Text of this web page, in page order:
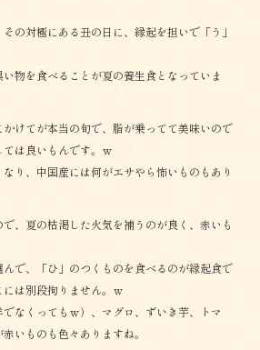
の対極にある丑の日に、縁起を担いで「う」
物を食べることが夏の養生食となっていま
けてが本当の旬で、脂が乗ってて美味いので
は良いもんです。ｗ
り、中国産には何がエサやら怖いものもあり
、夏の枯渇した火気を補うのが良く、赤いも
で、「ひ」のつくものを食べるのが縁起食で
は別段拘りません。ｗ
なくってもｗ）、マグロ、ずいき芋、トマ
いものも色々ありますね。